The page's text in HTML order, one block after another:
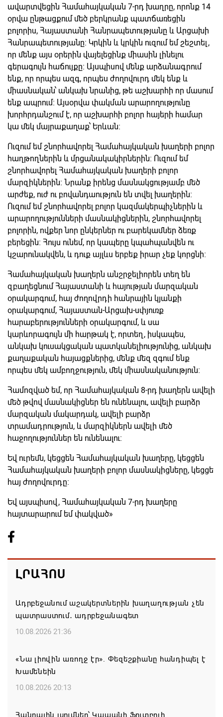
ավարտվեցին Համահայկական 7-րդ խաղրը, որոնք 14
օրվա ընթացքում մեծ բերկրանք պատճառեցին
բոլորիս, Հայաստանի Հանրապետությանը և Արցախի
Հանրապետությանը։ Կրկին և կրկին ուզում եմ շեշտել,
որ մենք այս օրերին վայելեցինք միասին լինելու
գերագույն հաճույքը։ Այսպիսով մենք արձանագրում
ենք, որ որպես ազգ, որպես ժողովուրդ մեկ ենք և
միասնական՝ անկախ նրանից, թե աշխարհի որ մասում
ենք ապրում։ Այսօրվա փակման արարողությունը
խորհրդանշում է, որ աշխարհի բոլոր հայերի համար
կա մեկ մայրաքաղաք՝ Երևան։
Ուզում եմ շնորհավորել Համահայկական խաղերի բոլոր
հաղթողներին և մրցանակակիրներին։ Ուզում եմ
շնորհավորել Համահայկական խաղերի բոլոր
մարզիկներին։ Նրանք իրենց մասնակցությամբ մեծ
արժեք, ուժ ու բովանդաություն են տվել խաղերին։
Ուզում եմ շնորհավորել բոլոր կազմակերպիչներին և
արարողությունների մասնակիցներին, շնորհավորել
բոլորին, ովքեր նոր ընկերներ ու բարեկամներ ձեռք
բերեցին։ Հույս ունեմ, որ կապերը կպահպանվեն ու
կշարունակվեն, և դուք այլևս երբեք իրար չեք կորցնի։
Համահայկական խաղերն անշրջելիորեն տեղ են
զբաղեցնում Հայաստանի և հայության մարզական
օրակարգում, հայ ժողովրդի հանրային կյանքի
օրակարգում, Հայաստան-Արցախ-սփյուռք
հարաբերությունների օրակարգում, և սա
կարևորագույն մի հարթակ է, որտեղ, իսկապես,
անկախ կուսակցական պատկանելիությունից, անկախ
քաղաքական հայացքներից, մենք մեզ զգում ենք
որպես մեկ ամբողջություն, մեկ միասնականություն։
Համոզված եմ, որ Համահայկական 8-րդ խաղերն ավելի
մեծ թվով մասնակիցներ են ունենալու, ավելի բարձր
մարզական մակարդակ, ավելի բարձր
տրամադրություն, և մարզիկներն ավելի մեծ
հաջողություններ են ունենալու։
Եվ ուրեմն, կեցցեն Համահայկական խաղերը, կեցցեն
Համահայկական խաղերի բոլոր մասնակիցները, կեցցե
հայ ժողովուրդը։
Եվ այսպիսով, Համահայկական 7-րդ խաղերը
հայտարարում եմ փակված»
ԼՐԱՀՈՍ
Ադրբեջանում աշակերտներին խաղաղության չեն
պատրաստում․ ադրբեջանագետ
10.08.2026 21:36
«Նա լիովին առողջ էր». Փեզեշքիանը հանդիպել է
Խամենեին
10.08.2026 20:13
Հանրային լսումներ՝ Կապանի ֆուտբոլի